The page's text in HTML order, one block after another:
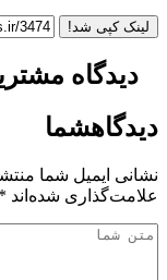
لینک کپی شد!
دیدگاه
دیدگاهشما
نشانی ایمیل شما
علامت‌گذاری شده‌اند *